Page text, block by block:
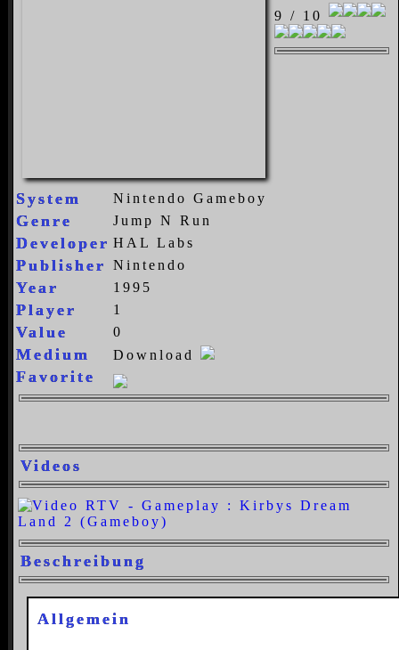
9 / 10
System Nintendo Gameboy
Genre Jump N Run
Developer HAL Labs
Publisher Nintendo
Year 1995
Player 1
Value 0
Medium Download
Favorite
Videos
Beschreibung
Allgemein